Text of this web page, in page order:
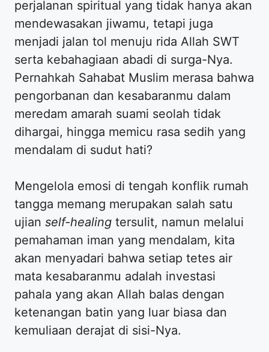
perjalanan spiritual yang tidak hanya akan
mendewasakan jiwamu, tetapi juga
menjadi jalan tol menuju rida Allah SWT
serta kebahagiaan abadi di surga-Nya.
Pernahkah Sahabat Muslim merasa bahwa
pengorbanan dan kesabaranmu dalam
meredam amarah suami seolah tidak
dihargai, hingga memicu rasa sedih yang
mendalam di sudut hati?
Mengelola emosi di tengah konflik rumah
tangga memang merupakan salah satu
ujian self-healing tersulit, namun melalui
pemahaman iman yang mendalam, kita
akan menyadari bahwa setiap tetes air
mata kesabaranmu adalah investasi
pahala yang akan Allah balas dengan
ketenangan batin yang luar biasa dan
kemuliaan derajat di sisi-Nya.